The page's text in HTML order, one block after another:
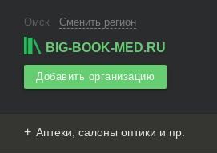
Омск Сменить регион
BIG-BOOK-MED.RU
Добавить организацию
Аптеки, салоны оптики и пр.